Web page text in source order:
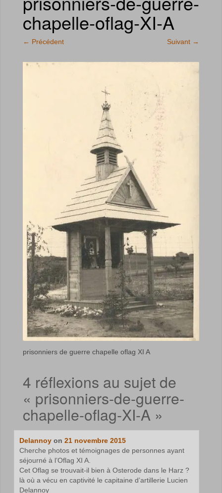
chapelle-oflag-XI-A
← Précédent Suivant →
prisonniers de guerre chapelle oflag XI A
4 réflexions au sujet de
« prisonniers-de-guerre-
chapelle-oflag-XI-A »
Delannoy on21 novembre 2015
Cherche photos et témoignages de personnes ayant
séjourné à l’Oflag XI A.
Cet Oflag se trouvait-il bien à Osterode dans le Harz ?
là où a vécu en captivité le capitaine d’artillerie Lucien
Delannoy